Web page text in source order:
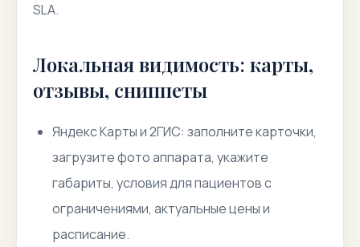
SLA.
Локальная видимость: карты,
отзывы, сниппеты
Яндекс Карты и 2ГИС: заполните карточки,
загрузите фото аппарата, укажите
габариты, условия для пациентов с
ограничениями, актуальные цены и
расписание.